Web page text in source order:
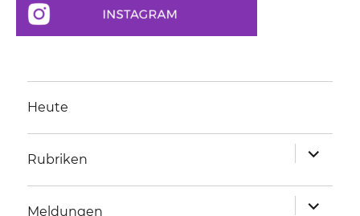
Heute
Rubriken
anzeigen
Meldungen